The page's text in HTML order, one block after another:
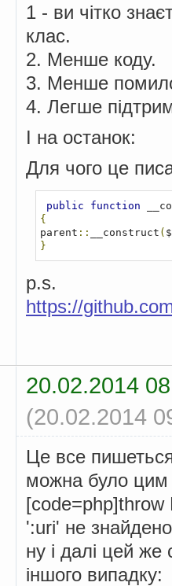
1 - ви чітко
клас.
2. Менше коду.
3. Менше
4. Легше
І на останок:
Для чого це
public function
{
parent :: __construct (
}
p.s.
https://
20.02.2014
(20.02.2014
Це все
можна було цим
':uri' не
ну і далі цей
іншого випадку: